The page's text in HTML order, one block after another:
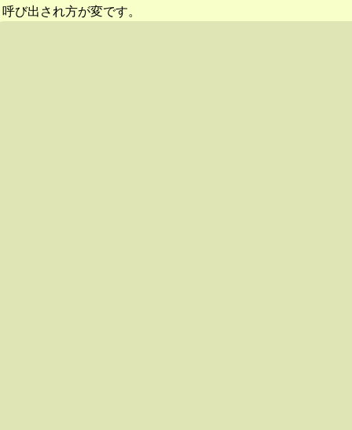
呼び出され方が変です。